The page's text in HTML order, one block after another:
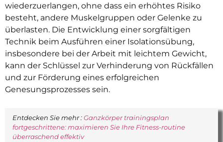
wiederzuerlangen, ohne dass ein erhöhtes Risiko
besteht, andere Muskelgruppen oder Gelenke zu
überlasten. Die Entwicklung einer sorgfältigen
Technik beim Ausführen einer Isolationsübung,
insbesondere bei der Arbeit mit leichtem Gewicht,
kann der Schlüssel zur Verhinderung von Rückfällen
und zur Förderung eines erfolgreichen
Genesungsprozesses sein.
Entdecken Sie mehr :Ganzkörper trainingsplan
fortgeschrittene: maximieren Sie Ihre Fitness-routine
überraschend effektiv